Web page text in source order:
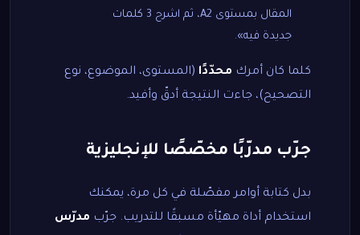
المقال بمستوى A2، ثم اشرح 3 كلمات
جديدة فيه».
كلما كان أمرك محدّدًا (المستوى، الموضوع، نوع
التصحيح)، جاءت النتيجة أدقّ وأفيد.
جرّب مدرّبًا مخصّصًا للإنجليزية
بدل كتابة أوامر مفصّلة في كل مرة، يمكنك
استخدام أداة مهيّأة مسبقًا للتدريب. جرّب مدرّس